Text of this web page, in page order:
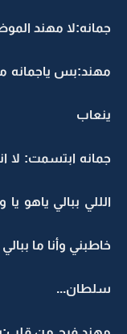
جمانه:لا مهند
مهند:بس ياجمانه
ينعاب
جمانه ابتسمت: لا
الللي ببالي ياهو
خاطبني وأنا ما ببالي
سلطان...